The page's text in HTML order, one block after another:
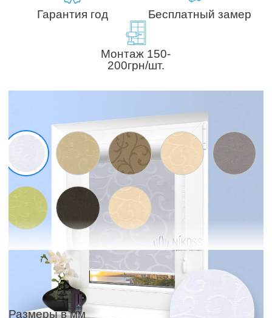
Гарантия год Бесплатный замер
Монтаж 150-
200грн/шт.
Отображаемый цвет зависит от матрицы и настроек вашего
экрана и может незначительно отличаться от оригинала
Размеры в мм